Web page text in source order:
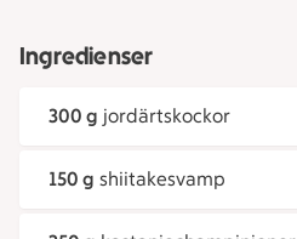
Ingredienser
300 g jordärtskockor
150 g shiitakesvamp